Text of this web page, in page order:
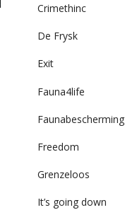
Crimethinc
De Frysk
Exit
Fauna4life
Faunabescherming
Freedom
Grenzeloos
It’s going down